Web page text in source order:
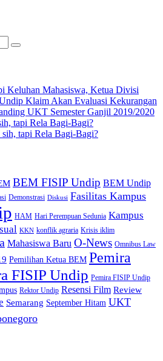
Keluhan Mahasiswa, Ketua Divisi
Klaim Akan Evaluasi Kekurangan
UKT Semester Ganjil 2019/2020
tapi Rela Bagi-Bagi?
sih, tapi Rela Bagi-Bagi?
BEM FISIP Undip BEM Undip
Demonstrasi Diskusi Fasilitas Kampus
HAM Hari Perempuan Sedunia Kampus
KKN konflik agraria Krisis iklim
Mahasiswa Baru O-News Omnibus Law
Pemilihan Ketua BEM Pemira
FISIP Undip Pemira FISIP Undip
Rektor Undip Resensi Film Review
Semarang September Hitam UKT